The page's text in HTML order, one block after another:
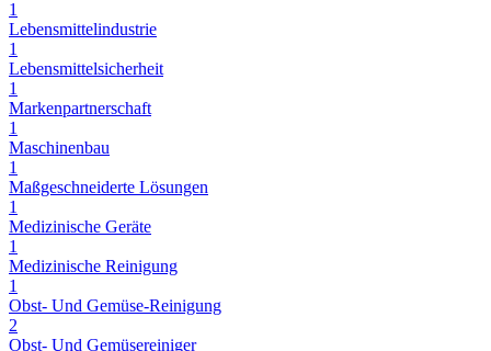
1
Lebensmittelindustrie
1
Lebensmittelsicherheit
1
Markenpartnerschaft
1
Maschinenbau
1
Maßgeschneiderte Lösungen
1
Medizinische Geräte
1
Medizinische Reinigung
1
Obst- Und Gemüse-Reinigung
2
Obst- Und Gemüsereiniger